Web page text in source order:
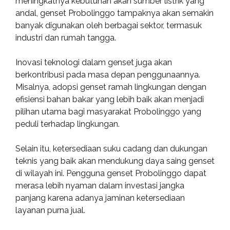
andal, genset Probolinggo tampaknya akan semakin
banyak digunakan oleh berbagai sektor, termasuk
industri dan rumah tangga.
Inovasi teknologi dalam genset juga akan
berkontribusi pada masa depan penggunaannya.
Misalnya, adopsi genset ramah lingkungan dengan
efisiensi bahan bakar yang lebih baik akan menjadi
pilihan utama bagi masyarakat Probolinggo yang
peduli terhadap lingkungan.
Selain itu, ketersediaan suku cadang dan dukungan
teknis yang baik akan mendukung daya saing genset
di wilayah ini. Pengguna genset Probolinggo dapat
merasa lebih nyaman dalam investasi jangka
panjang karena adanya jaminan ketersediaan
layanan purna jual.